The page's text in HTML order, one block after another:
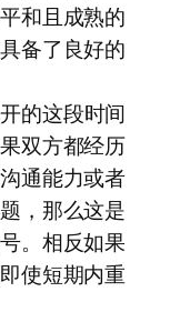
和且成熟的
备了良好的
的这段时间
双方都经历
通能力或者
，那么这是
。相反如果
使短期内重